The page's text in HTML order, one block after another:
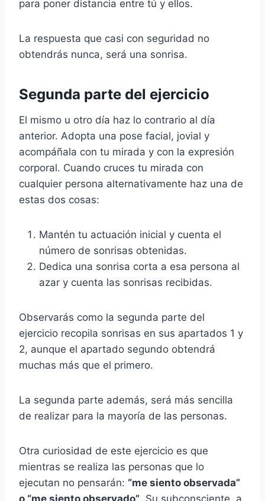
para poner distancia entre tú y ellos.
La respuesta que casi con seguridad no
obtendrás nunca, será una sonrisa.
Segunda parte del ejercicio
El mismo u otro día haz lo contrario al día
anterior. Adopta una pose facial, jovial y
acompáñala con tu mirada y con la expresión
corporal. Cuando cruces tu mirada con
cualquier persona alternativamente haz una de
estas dos cosas:
Mantén tu actuación inicial y cuenta el
número de sonrisas obtenidas.
Dedica una sonrisa corta a esa persona al
azar y cuenta las sonrisas recibidas.
Observarás como la segunda parte del
ejercicio recopila sonrisas en sus apartados 1 y
2, aunque el apartado segundo obtendrá
muchas más que el primero.
La segunda parte además, será más sencilla
de realizar para la mayoría de las personas.
Otra curiosidad de este ejercicio es que
mientras se realiza las personas que lo
ejecutan no pensarán: “me siento observada”